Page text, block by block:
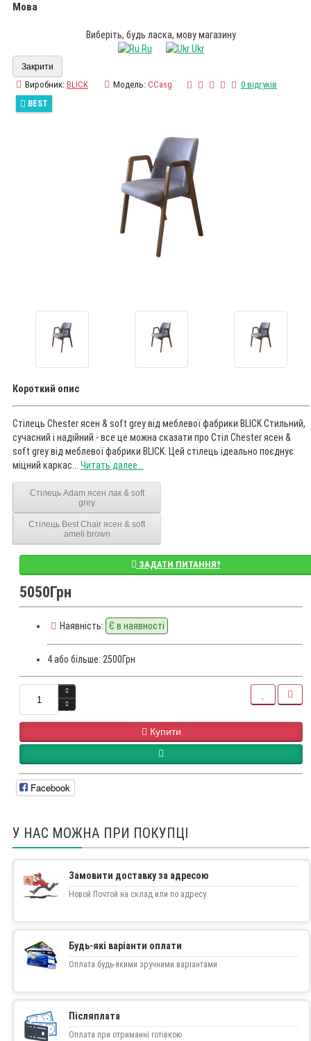
Мова
Виберіть, будь ласка, мову магазину
Ru
Ukr
Закрити
Виробник: BLICK Модель: CCasg 0 відгуків
BEST
Короткий опис
Стілець Chester ясен & soft grey від меблевої фабрики BLICK Стильний,
сучасний і надійний - все це можна сказати про Стіл Chester ясен &
soft grey від меблевої фабрики BLICK. Цей стілець ідеально поєднує
міцний каркас... Читать далее...
Стілець Adam ясен лак & soft
grey
Стілець Best Chair ясен & soft
ameli brown
ЗАДАТИ ПИТАННЯ?
5050Грн
Наявність: Є в наявності
4 або більше: 2500Грн
Купити
Facebook
У НАС МОЖНА ПРИ ПОКУПЦІ
Замовити доставку за адресою
Новой Почтой на склад или по адресу
Будь-які варіанти оплати
Оплата будь-якими зручними варіантами
Післяплата
Оплата при отриманні готівкою